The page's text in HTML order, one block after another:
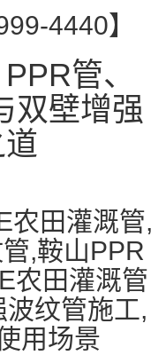
4440】
管、
双壁增强
农田灌溉管,
,鞍山PPR
农田灌溉管
纹管施工,
用场景